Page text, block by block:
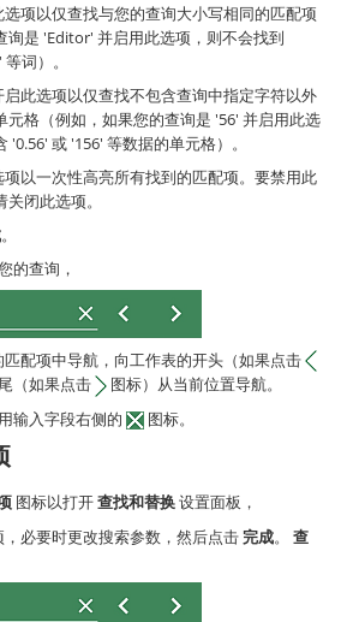
选项以仅查找与您的查询大小写相同的匹配项
询是 'Editor' 并启用此选项，则不会找到
词）。
启此选项以仅查找不包含查询中指定字符以外
元格（例如，如果您的查询是 '56' 并启用此选
'0.56' 或 '156' 等数据的单元格）。
项以一次性高亮所有找到的匹配项。要禁用此
闭此选项。
。
的查询，
匹配项中导航，向工作表的开头（如果点击
（如果点击
图标）从当前位置导航。
输入字段右侧的
图标。
图标以打开查找和替换设置面板，
，必要时更改搜索参数，然后点击完成。 查